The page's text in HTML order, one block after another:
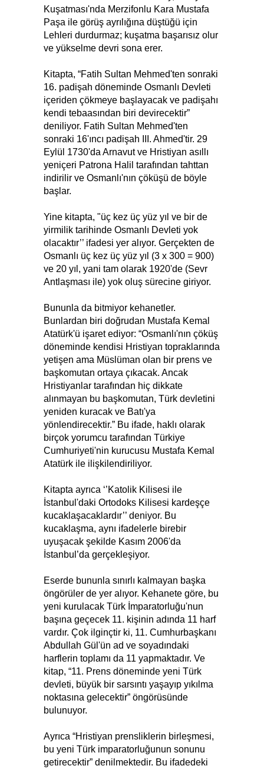
Kuşatması'nda Merzifonlu Kara Mustafa
Paşa ile görüş ayrılığına düştüğü için
Lehleri durdurmaz; kuşatma başarısız olur
ve yükselme devri sona erer.
Kitapta, “Fatih Sultan Mehmed'ten sonraki
16. padişah döneminde Osmanlı Devleti
içeriden çökmeye başlayacak ve padişahı
kendi tebaasından biri devirecektir”
deniliyor. Fatih Sultan Mehmed'ten
sonraki 16'ıncı padişah III. Ahmed'tir. 29
Eylül 1730'da Arnavut ve Hristiyan asıllı
yeniçeri Patrona Halil tarafından tahttan
indirilir ve Osmanlı'nın çöküşü de böyle
başlar.
Yine kitapta, "üç kez üç yüz yıl ve bir de
yirmilik tarihinde Osmanlı Devleti yok
olacaktır’’ ifadesi yer alıyor. Gerçekten de
Osmanlı üç kez üç yüz yıl (3 x 300 = 900)
ve 20 yıl, yani tam olarak 1920'de (Sevr
Antlaşması ile) yok oluş sürecine giriyor.
Bununla da bitmiyor kehanetler.
Bunlardan biri doğrudan Mustafa Kemal
Atatürk'ü işaret ediyor: “Osmanlı'nın çöküş
döneminde kendisi Hristiyan topraklarında
yetişen ama Müslüman olan bir prens ve
başkomutan ortaya çıkacak. Ancak
Hristiyanlar tarafından hiç dikkate
alınmayan bu başkomutan, Türk devletini
yeniden kuracak ve Batı'ya
yönlendirecektir.” Bu ifade, haklı olarak
birçok yorumcu tarafından Türkiye
Cumhuriyeti'nin kurucusu Mustafa Kemal
Atatürk ile ilişkilendiriliyor.
Kitapta ayrıca ‘’Katolik Kilisesi ile
İstanbul'daki Ortodoks Kilisesi kardeşçe
kucaklaşacaklardır’’ deniyor. Bu
kucaklaşma, aynı ifadelerle birebir
uyuşacak şekilde Kasım 2006'da
İstanbul’da gerçekleşiyor.
Eserde bununla sınırlı kalmayan başka
öngörüler de yer alıyor. Kehanete göre, bu
yeni kurulacak Türk İmparatorluğu'nun
başına geçecek 11. kişinin adında 11 harf
vardır. Çok ilginçtir ki, 11. Cumhurbaşkanı
Abdullah Gül'ün ad ve soyadındaki
harflerin toplamı da 11 yapmaktadır. Ve
kitap, “11. Prens döneminde yeni Türk
devleti, büyük bir sarsıntı yaşayıp yıkılma
noktasına gelecektir” öngörüsünde
bulunuyor.
Ayrıca “Hristiyan prensliklerin birleşmesi,
bu yeni Türk imparatorluğunun sonunu
getirecektir” denilmektedir. Bu ifadedeki